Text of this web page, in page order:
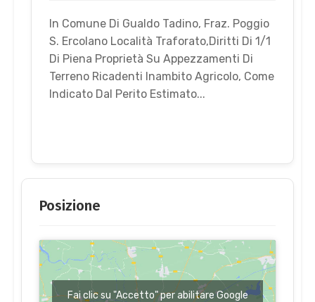
In Comune Di Gualdo Tadino, Fraz. Poggio
S. Ercolano Località Traforato,Diritti Di 1/1
Di Piena Proprietà Su Appezzamenti Di
Terreno Ricadenti Inambito Agricolo, Come
Indicato Dal Perito Estimato...
Posizione
Fai clic su "Accetto" per abilitare Google